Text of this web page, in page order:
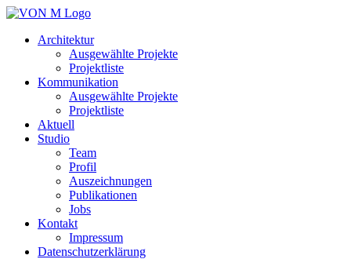
Architektur
Ausgewählte Projekte
Projektliste
Kommunikation
Ausgewählte Projekte
Projektliste
Aktuell
Studio
Team
Profil
Auszeichnungen
Publikationen
Jobs
Kontakt
Impressum
Datenschutzerklärung